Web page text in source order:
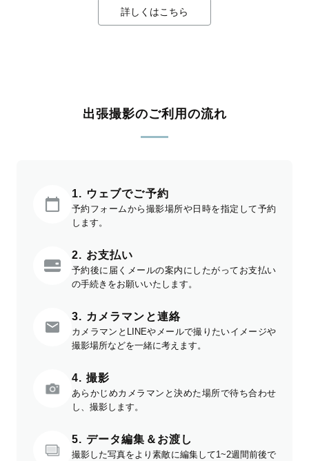
詳しくはこちら
出張撮影のご利用の流れ
1. ウェブでご予約
予約フォームから撮影場所や日時を指定して予約
します。
2. お支払い
予約後に届くメールの案内にしたがってお支払い
の手続きをお願いいたします。
3. カメラマンと連絡
カメラマンとLINEやメールで撮りたいイメージや
撮影場所などを一緒に考えます。
4. 撮影
あらかじめカメラマンと決めた場所で待ち合わせ
し、撮影します。
5. データ編集＆お渡し
撮影した写真をより素敵に編集して1~2週間前後で